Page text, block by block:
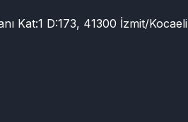
Kat:1 D:173, 41300 İzmit/Kocaeli